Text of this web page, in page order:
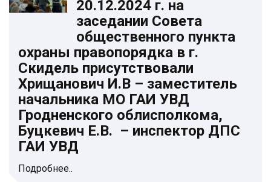
20.12.2024 г. на
заседании Совета
общественного пункта
охраны правопорядка в г.
Скидель присутствовали
Хрищанович И.В – заместитель
начальника МО ГАИ УВД
Гродненского облисполкома,
Буцкевич Е.В. – инспектор ДПС
ГАИ УВД
Подробнее..